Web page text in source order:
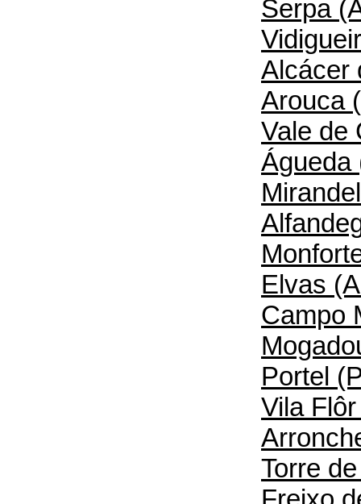
Serpa
Alcácer
Arouca
Vale de
Águeda
Elvas
Campo
Portel
Vila
Torre